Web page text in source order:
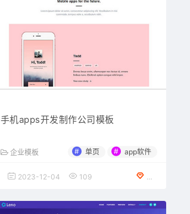
手机apps开发制作公司模板
企业模板 # 单页 # app软件
2023-12-04 109